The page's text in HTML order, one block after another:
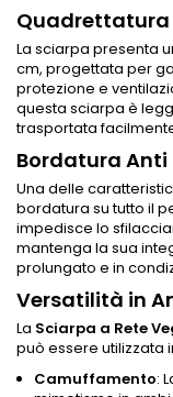
Quadrettatura
La sciarpa presenta
cm, progettata per
protezione e
questa sciarpa è
trasportata
Bordatura
Una delle
bordatura su tutto il
impedisce lo
mantenga la sua
prolungato e in
Versatilità in
La Sciarpa a Rete
può essere utilizzata
Camuffamento: